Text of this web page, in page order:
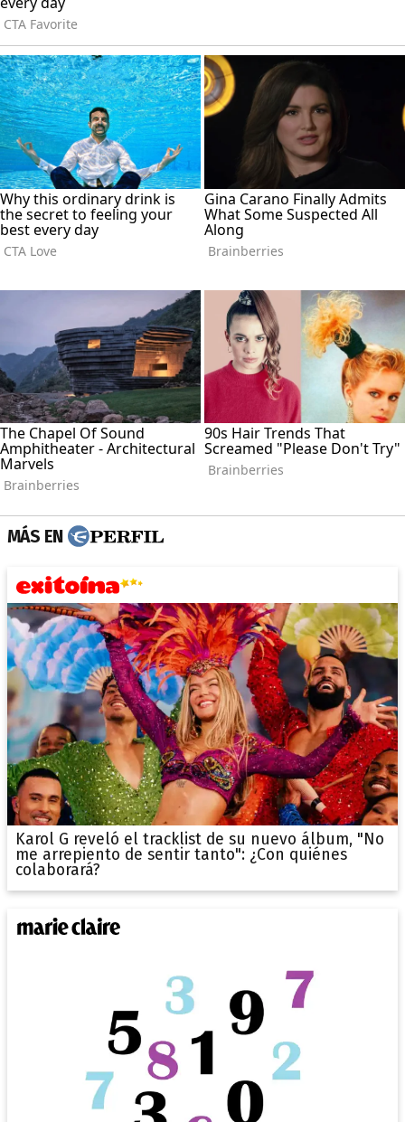
MÁS EN
Karol G reveló el tracklist de su nuevo álbum, "No
me arrepiento de sentir tanto": ¿Con quiénes
colaborará?